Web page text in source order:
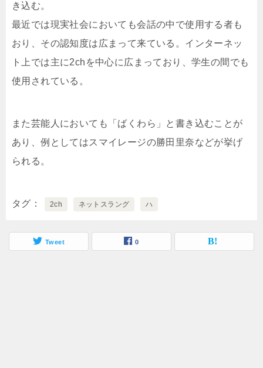
き込む。
最近では現実社会においても会話の中で使用する者も
おり、その認知度は広まって来ている。インターネッ
ト上では主に2chを中心に広まっており、学生の間でも
使用されている。
また芸能人においても「ばくわら」と書き込むことが
あり、例としてはスマイレージの勝田里奈などが挙げ
られる。
タグ 2ch ネットスラング ハ
Tweet 0